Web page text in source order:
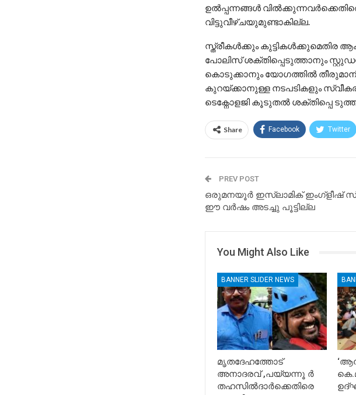
ഉൽപ്പന്നങ്ങൾ
വിട്ടുവീഴ്‌ചയുമുണ്ടാകില്ല.
സ്ത്രീകൾക്കും കുട്ടികൾക്കുമെതിര
പോലിസ് ശക്തിപ്പെടുത്താനും
കൊടുക്കാനും യോഗത്തിൽ
കുറയ്ക്കാനുള്ള നടപടികളും
ടെക്നോളജി കൂടുതൽ ശക്തിപ്പെ
Share Facebook Twitter
PREV POST
ഒരുമനയൂർ ഇസ്‌ലാമിക് ഇംഗ്‌ളീഷ്
ഈ വർഷം അടച്ചു പൂട്ടില്ല
You Might Also Like
BANNER SLIDER NEWS
മൃതദേഹത്തോട്
അനാദരവ് ,പയ്യന്നൂ ർ
തഹസിൽദാർക്കെതിരെ